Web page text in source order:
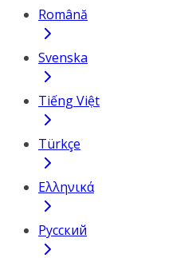
Română
Svenska
Tiếng Việt
Türkçe
Ελληνικά
Русский